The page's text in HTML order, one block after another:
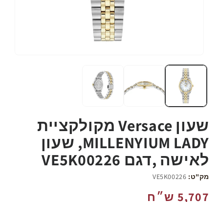
שעון Versace מקולקציית
MILLENYIUM LADY, שעון
לאישה ,דגם VE5K00226
מק"ט: VE5K00226
מחיר
5,707 ש״ח